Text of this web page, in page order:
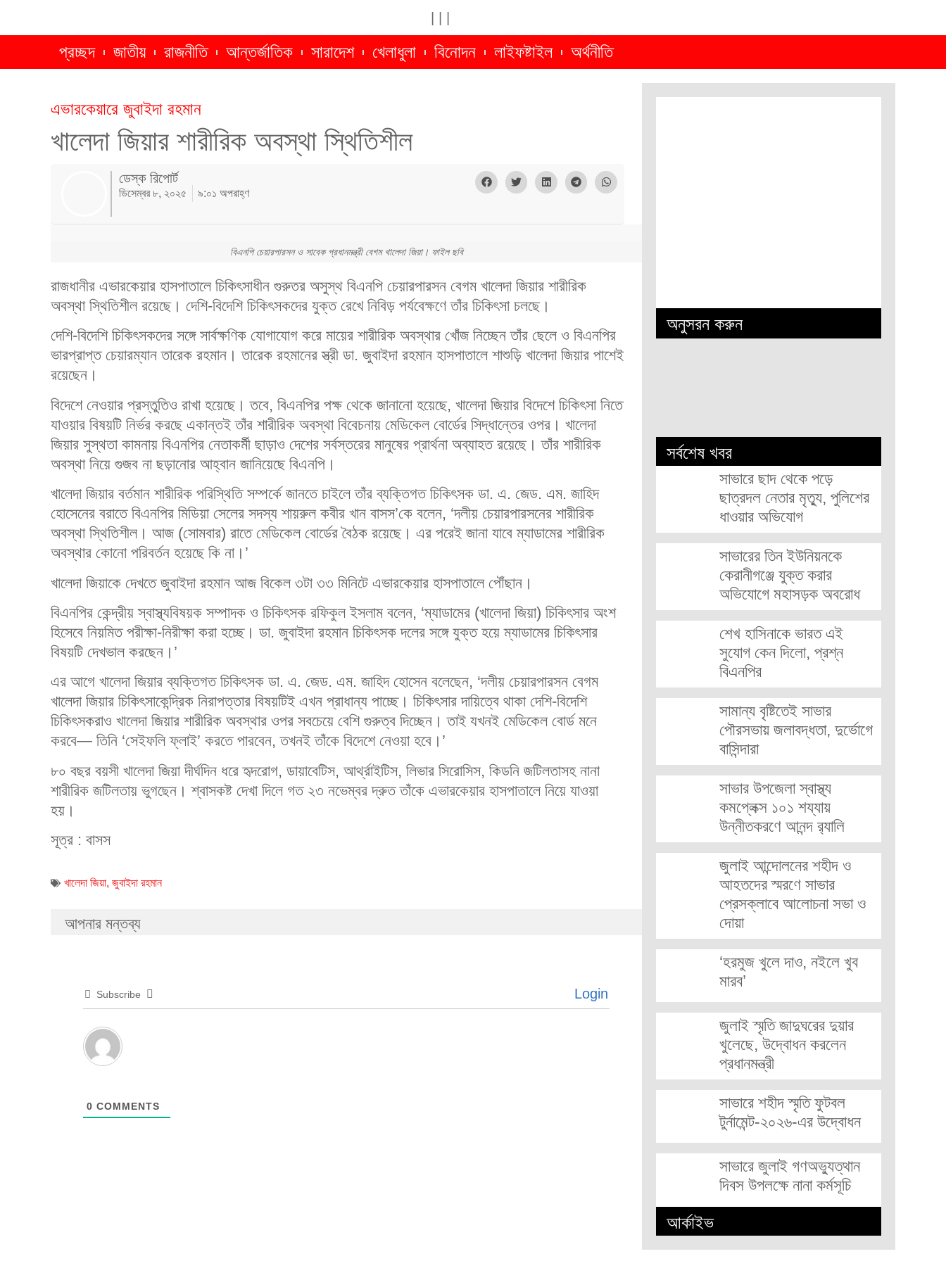
প্রচ্ছদ জাতীয় রাজনীতি আন্তর্জাতিক সারাদেশ খেলাধুলা বিনোদন লাইফষ্টাইল অর্থনীতি
এভারকেয়ারে জুবাইদা রহমান
খালেদা জিয়ার শারীরিক অবস্থা স্থিতিশীল
ডেস্ক রিপোর্ট
ডিসেম্বর ৮, ২০২৫ ৯:০১ অপরাহ্ণ
বিএনপি চেয়ারপারসন ও সাবেক প্রধানমন্ত্রী বেগম খালেদা জিয়া। ফাইল ছবি
রাজধানীর এভারকেয়ার হাসপাতালে চিকিৎসাধীন গুরুতর অসুস্থ বিএনপি চেয়ারপারসন বেগম খালেদা জিয়ার শারীরিক
অবস্থা স্থিতিশীল রয়েছে। দেশি-বিদেশি চিকিৎসকদের যুক্ত রেখে নিবিড় পর্যবেক্ষণে তাঁর চিকিৎসা চলছে।
দেশি-বিদেশি চিকিৎসকদের সঙ্গে সার্বক্ষণিক যোগাযোগ করে মায়ের শারীরিক অবস্থার খোঁজ নিচ্ছেন তাঁর ছেলে ও বিএনপির
ভারপ্রাপ্ত চেয়ারম্যান তারেক রহমান। তারেক রহমানের স্ত্রী ডা. জুবাইদা রহমান হাসপাতালে শাশুড়ি খালেদা জিয়ার পাশেই
রয়েছেন।
বিদেশে নেওয়ার প্রস্তুতিও রাখা হয়েছে। তবে, বিএনপির পক্ষ থেকে জানানো হয়েছে, খালেদা জিয়ার বিদেশে চিকিৎসা নিতে
যাওয়ার বিষয়টি নির্ভর করছে একান্তই তাঁর শারীরিক অবস্থা বিবেচনায় মেডিকেল বোর্ডের সিদ্ধান্তের ওপর। খালেদা
জিয়ার সুস্থতা কামনায় বিএনপির নেতাকর্মী ছাড়াও দেশের সর্বস্তরের মানুষের প্রার্থনা অব্যাহত রয়েছে। তাঁর শারীরিক
অবস্থা নিয়ে গুজব না ছড়ানোর আহ্বান জানিয়েছে বিএনপি।
খালেদা জিয়ার বর্তমান শারীরিক পরিস্থিতি সম্পর্কে জানতে চাইলে তাঁর ব্যক্তিগত চিকিৎসক ডা. এ. জেড. এম. জাহিদ
হোসেনের বরাতে বিএনপির মিডিয়া সেলের সদস্য শায়রুল কবীর খান বাসস’কে বলেন, ‘দলীয় চেয়ারপারসনের শারীরিক
অবস্থা স্থিতিশীল। আজ (সোমবার) রাতে মেডিকেল বোর্ডের বৈঠক রয়েছে। এর পরেই জানা যাবে ম্যাডামের শারীরিক
অবস্থার কোনো পরিবর্তন হয়েছে কি না।’
খালেদা জিয়াকে দেখতে জুবাইদা রহমান আজ বিকেল ৩টা ৩৩ মিনিটে এভারকেয়ার হাসপাতালে পৌঁছান।
বিএনপির কেন্দ্রীয় স্বাস্থ্যবিষয়ক সম্পাদক ও চিকিৎসক রফিকুল ইসলাম বলেন, ‘ম্যাডামের (খালেদা জিয়া) চিকিৎসার অংশ
হিসেবে নিয়মিত পরীক্ষা-নিরীক্ষা করা হচ্ছে। ডা. জুবাইদা রহমান চিকিৎসক দলের সঙ্গে যুক্ত হয়ে ম্যাডামের চিকিৎসার
বিষয়টি দেখভাল করছেন।’
এর আগে খালেদা জিয়ার ব্যক্তিগত চিকিৎসক ডা. এ. জেড. এম. জাহিদ হোসেন বলেছেন, ‘দলীয় চেয়ারপারসন বেগম
খালেদা জিয়ার চিকিৎসাকেন্দ্রিক নিরাপত্তার বিষয়টিই এখন প্রাধান্য পাচ্ছে। চিকিৎসার দায়িত্বে থাকা দেশি-বিদেশি
চিকিৎসকরাও খালেদা জিয়ার শারীরিক অবস্থার ওপর সবচেয়ে বেশি গুরুত্ব দিচ্ছেন। তাই যখনই মেডিকেল বোর্ড মনে
করবে— তিনি ‘সেইফলি ফ্লাই’ করতে পারবেন, তখনই তাঁকে বিদেশে নেওয়া হবে।’
৮০ বছর বয়সী খালেদা জিয়া দীর্ঘদিন ধরে হৃদরোগ, ডায়াবেটিস, আর্থ্রাইটিস, লিভার সিরোসিস, কিডনি জটিলতাসহ নানা
শারীরিক জটিলতায় ভুগছেন। শ্বাসকষ্ট দেখা দিলে গত ২৩ নভেম্বর দ্রুত তাঁকে এভারকেয়ার হাসপাতালে নিয়ে যাওয়া
হয়।
সূত্র : বাসস
খালেদা জিয়া, জুবাইদা রহমান
আপনার মন্তব্য
Subscribe Login
0 COMMENTS
অনুসরন করুন
সর্বশেষ খবর
সাভারে ছাদ থেকে পড়ে
ছাত্রদল নেতার মৃত্যু, পুলিশের
ধাওয়ার অভিযোগ
সাভারের তিন ইউনিয়নকে
কেরানীগঞ্জে যুক্ত করার
অভিযোগে মহাসড়ক অবরোধ
শেখ হাসিনাকে ভারত এই
সুযোগ কেন দিলো, প্রশ্ন
বিএনপির
সামান্য বৃষ্টিতেই সাভার
পৌরসভায় জলাবদ্ধতা, দুর্ভোগে
বাসিন্দারা
সাভার উপজেলা স্বাস্থ্য
কমপ্লেক্স ১০১ শয্যায়
উন্নীতকরণে আনন্দ র‍্যালি
জুলাই আন্দোলনের শহীদ ও
আহতদের স্মরণে সাভার
প্রেসক্লাবে আলোচনা সভা ও
দোয়া
‘হরমুজ খুলে দাও, নইলে খুব
মারব’
জুলাই স্মৃতি জাদুঘরের দুয়ার
খুলেছে, উদ্বোধন করলেন
প্রধানমন্ত্রী
সাভারে শহীদ স্মৃতি ফুটবল
টুর্নামেন্ট-২০২৬-এর উদ্বোধন
সাভারে জুলাই গণঅভ্যুত্থান
দিবস উপলক্ষে নানা কর্মসূচি
আর্কাইভ